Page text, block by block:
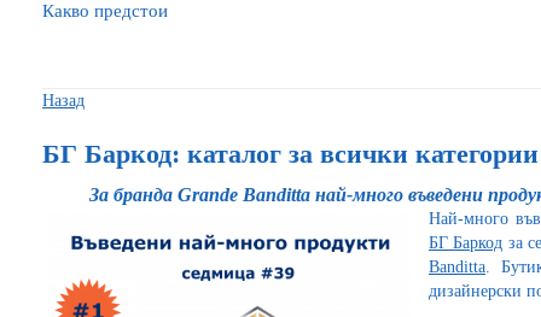
Какво предстои
Назад
БГ Баркод: каталог за всички
За бранда Grande Banditta най-много въведени
Най-много
БГ Баркод за
Banditta.
дизайнерски